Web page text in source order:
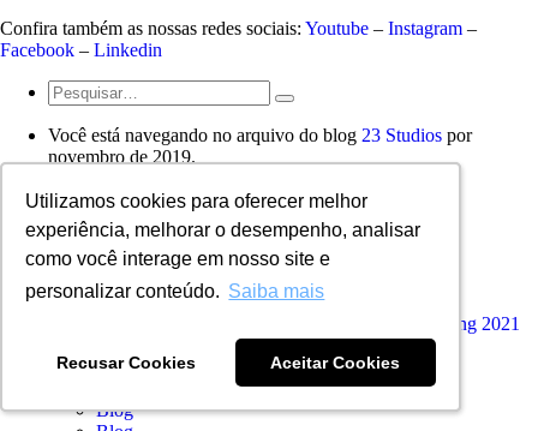
Utilizamos cookies para oferecer melhor
experiência, melhorar o desempenho, analisar
como você interage em nosso site e
personalizar conteúdo. Saiba mais
Recusar Cookies Aceitar Cookies
Utilizamos cookies para oferecer melhor
experiência, melhorar o desempenho, analisar
como você interage em nosso site e
personalizar conteúdo. Saiba mais
Recusar Cookies Aceitar Cookies
Confira também as nossas redes sociais: Youtube – Instagram –
Facebook – Linkedin
Você está navegando no arquivo do blog 23 Studios por
novembro de 2019.
Páginas
23 Studios – Sua marca em evidência
Agência de marketing
Automação de Marketing
Baixar E-book sobre as 7 tendências do marketing 2021
Baixar E-book sobre CRM
Baixar ebook de todas as Datas Comemorativas
Big Concreto novo layout 2025
Blog